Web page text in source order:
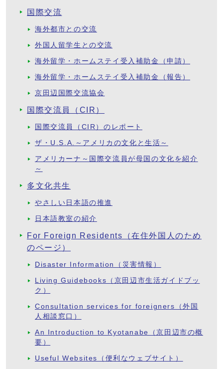
国際交流
海外都市との交流
外国人留学生との交流
海外留学・ホームステイ受入補助金（申請）
海外留学・ホームステイ受入補助金（報告）
京田辺国際交流協会
国際交流員（CIR）
国際交流員（CIR）のレポート
ザ・U.S.A.～アメリカの文化と生活～
アメリカーナ～国際交流員が母国の文化を紹介
～
多文化共生
やさしい日本語の推進
日本語教室の紹介
For Foreign Residents（在住外国人のため
のページ）
Disaster Information（災害情報）
Living Guidebooks（京田辺市生活ガイドブッ
ク）
Consultation services for foreigners（外国
人相談窓口）
An Introduction to Kyotanabe（京田辺市の概
要）
Useful Websites（便利なウェブサイト）